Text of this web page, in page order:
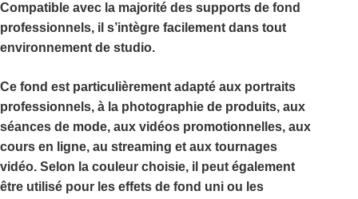
Compatible avec la majorité des supports de fond
professionnels, il s’intègre facilement dans tout
environnement de studio.
Ce fond est particulièrement adapté aux portraits
professionnels, à la photographie de produits, aux
séances de mode, aux vidéos promotionnelles, aux
cours en ligne, au streaming et aux tournages
vidéo. Selon la couleur choisie, il peut également
être utilisé pour les effets de fond uni ou les